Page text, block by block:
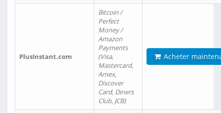
PlusInstant.com
Bitcoin /
Perfect
Money /
Amazon
Payments
(Visa,
Mastercard,
Amex,
Discover
Card, Diners
Club, JCB)
Acheter